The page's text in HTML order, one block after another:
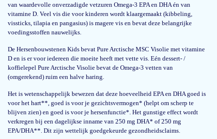
Geweldig product voor kinderen en volwassenen.
Ik gebruik de Visolie Kids DHA en EPA met vitamine D3 nu een paar
weken voor mijn kinderen, en ik ben zeer tevreden over de kwaliteit van
groot pluspunt is omdat mijn kinderen vaak kieskeurig zijn met
supplementen.
Edwin
27 jan 2025
Fijn product. Mijn dochter van 1 jaar moest enkele dagen wennen aan de
van waardevolle onverzadigde vetzuren Omega-3 EPA en DHA én van
vitamine D. Veel vis die voor kinderen wordt klaargemaakt (kibbeling,
vissticks, tilapia en pangasius) is magere vis en bevat deze belangrijke
voedingsstoffen nauwelijks.
De Hersenbouwstenen Kids bevat Pure Arctische MSC Visolie met vitamine
D en is er voor iedereen die moeite heeft met vette vis. Eén dessert- /
koffielepel Pure Arctische Visolie bevat de Omega-3 vetten van
(omgerekend) ruim een halve haring.
Het is wetenschappelijk bewezen dat deze hoeveelheid EPA en DHA goed is
voor het hart**, goed is voor je gezichtsvermogen* (helpt om scherp te
blijven zien) en goed is voor je hersenfunctie*. Het gunstige effect wordt
verkregen bij een dagelijkse inname van 250 mg DHA* of 250 mg
EPA/DHA**. Dit zijn wettelijk goedgekeurde gezondheidsclaims.